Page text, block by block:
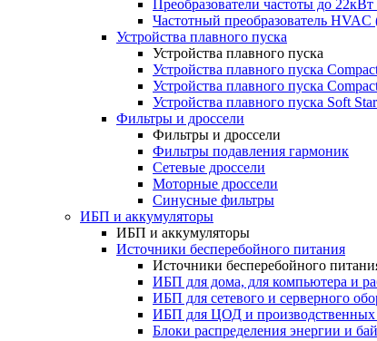
Преобразователи частоты до
Частотный преобразователь
Устройства плавного пуска
Устройства плавного пуска
Устройства плавного пуска
Устройства плавного пуска
Устройства плавного пуска Soft
Фильтры и дроссели
Фильтры и дроссели
Фильтры подавления гармоник
Сетевые дроссели
Моторные дроссели
Синусные фильтры
ИБП и аккумуляторы
ИБП и аккумуляторы
Источники бесперебойного питания
Источники бесперебойного
ИБП для дома, для компьютера и
ИБП для сетевого и серверного
ИБП для ЦОД и производственных
Блоки распределения энергии и